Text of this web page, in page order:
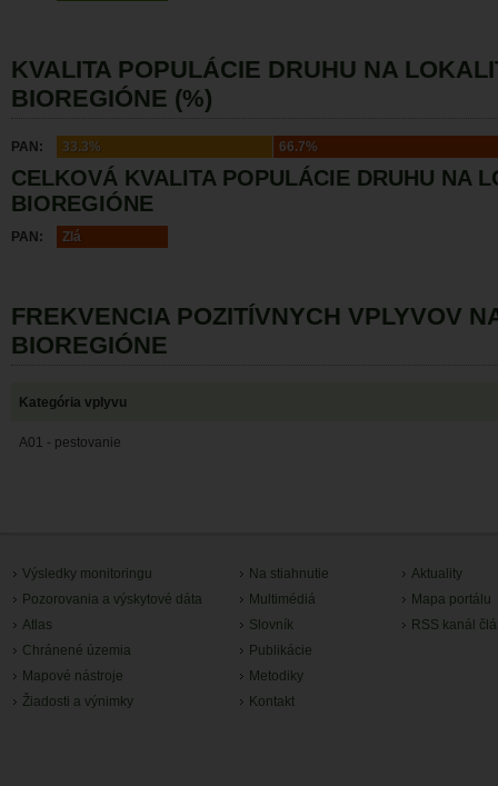
KVALITA POPULÁCIE DRUHU NA
BIOREGIÓNE (%)
PAN: 33.3% 66.7%
CELKOVÁ KVALITA POPULÁCIE DRUHU NA
BIOREGIÓNE
PAN: Zlá
FREKVENCIA POZITÍVNYCH VPLYVOV
BIOREGIÓNE
Kategória vplyvu
A01 - pestovanie
Výsledky monitoringu
Pozorovania a výskytové dáta
Atlas
Chránené územia
Mapové nástroje
Žiadosti a výnimky
Na stiahnutie
Multimédiá
Slovník
Publikácie
Metodiky
Kontakt
Aktuality
Mapa portálu
RSS kanál